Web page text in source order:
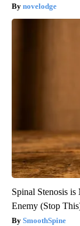
novelodge
Spinal Stenosis
Enemy (Stop
SmoothSpine